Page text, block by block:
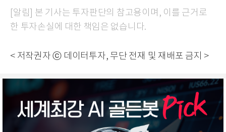
[알림] 본 기사는 투자판단의 참고용이며, 이를 근거로
한 투자손실에 대한 책임은 없습니다.
< 저작권자 ⓒ 데이터투자, 무단 전재 및 재배포 금지 >